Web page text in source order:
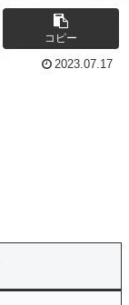
コピー
2023.07.17